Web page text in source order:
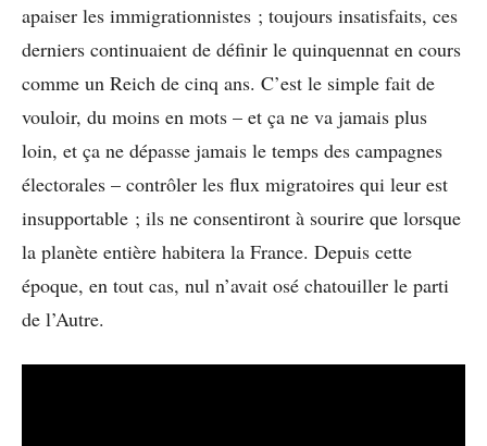
apaiser les immigrationnistes ; toujours insatisfaits, ces
derniers continuaient de définir le quinquennat en cours
comme un Reich de cinq ans. C’est le simple fait de
vouloir, du moins en mots – et ça ne va jamais plus
loin, et ça ne dépasse jamais le temps des campagnes
électorales – contrôler les flux migratoires qui leur est
insupportable ; ils ne consentiront à sourire que lorsque
la planète entière habitera la France. Depuis cette
époque, en tout cas, nul n’avait osé chatouiller le parti
de l’Autre.